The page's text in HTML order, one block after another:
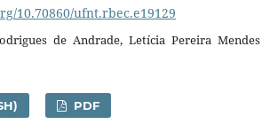
10.70860/ufnt.rbec.e19129
de Andrade, Letícia Pereira Mendes
PDF